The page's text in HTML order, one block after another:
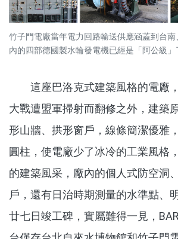
竹子門電廠當年電力回路輸送供應涵蓋到台
內的四部德國製水輪發電機已經是「阿公級
這座巴洛克式建築風格的電廠
大戰遭盟軍掃射而翻修之外，建築
形山牆、拱形窗戶，線條簡潔優雅
圓柱，使電廠少了冰冷的工業風格
的建築風采，廠內的個人式防空洞
戶，還有日治時期測量的水準點、
廿七日竣工碑，實屬難得一見，